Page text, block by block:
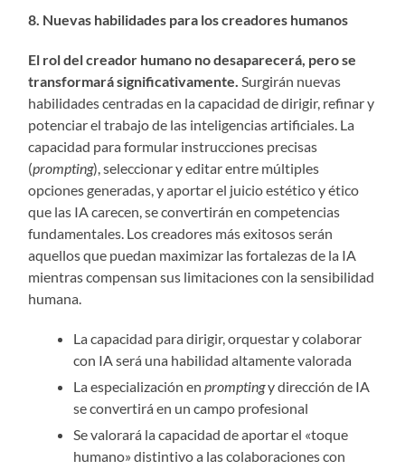
8. Nuevas habilidades para los creadores humanos
El rol del creador humano no desaparecerá, pero se
transformará significativamente. Surgirán nuevas
habilidades centradas en la capacidad de dirigir, refinar y
potenciar el trabajo de las inteligencias artificiales. La
capacidad para formular instrucciones precisas
(prompting), seleccionar y editar entre múltiples
opciones generadas, y aportar el juicio estético y ético
que las IA carecen, se convertirán en competencias
fundamentales. Los creadores más exitosos serán
aquellos que puedan maximizar las fortalezas de la IA
mientras compensan sus limitaciones con la sensibilidad
humana.
La capacidad para dirigir, orquestar y colaborar
con IA será una habilidad altamente valorada
La especialización enpromptingy dirección de IA
se convertirá en un campo profesional
Se valorará la capacidad de aportar el «toque
humano» distintivo a las colaboraciones con